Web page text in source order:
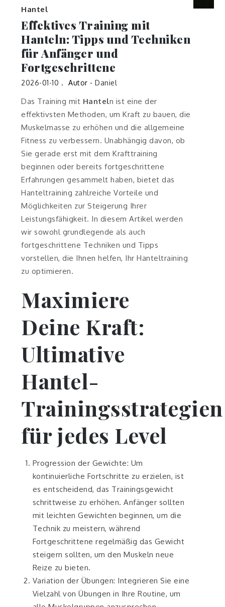
Hantel
Effektives Training mit
Hanteln: Tipps und Techniken
für Anfänger und
Fortgeschrittene
2026-01-10 Autor -Daniel
Das Training mit Hanteln ist eine der
effektivsten Methoden, um Kraft zu bauen, die
Muskelmasse zu erhöhen und die allgemeine
Fitness zu verbessern. Unabhängig davon, ob
Sie gerade erst mit dem Krafttraining
beginnen oder bereits fortgeschrittene
Erfahrungen gesammelt haben, bietet das
Hanteltraining zahlreiche Vorteile und
Möglichkeiten zur Steigerung Ihrer
Leistungsfähigkeit. In diesem Artikel werden
wir sowohl grundlegende als auch
fortgeschrittene Techniken und Tipps
vorstellen, die Ihnen helfen, Ihr Hanteltraining
zu optimieren.
Maximiere
Deine Kraft:
Ultimative
Hantel-
Trainingsstrategien
für jedes Level
Progression der Gewichte: Um
kontinuierliche Fortschritte zu erzielen, ist
es entscheidend, das Trainingsgewicht
schrittweise zu erhöhen. Anfänger sollten
mit leichten Gewichten beginnen, um die
Technik zu meistern, während
Fortgeschrittene regelmäßig das Gewicht
steigern sollten, um den Muskeln neue
Reize zu bieten.
Variation der Übungen: Integrieren Sie eine
Vielzahl von Übungen in Ihre Routine, um